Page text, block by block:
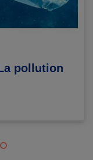
pollution